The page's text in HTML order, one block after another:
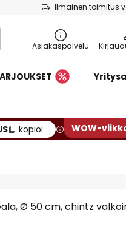
Ilmainen toimitus
Asiakaspalvelu
kopioi WOW-
Ø 50 cm, chintz